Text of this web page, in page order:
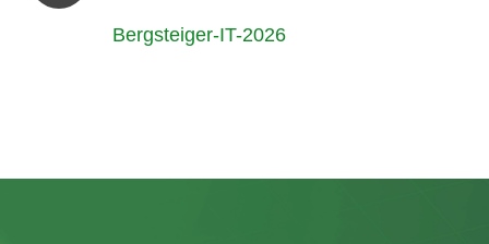
Bergsteiger-IT-2026